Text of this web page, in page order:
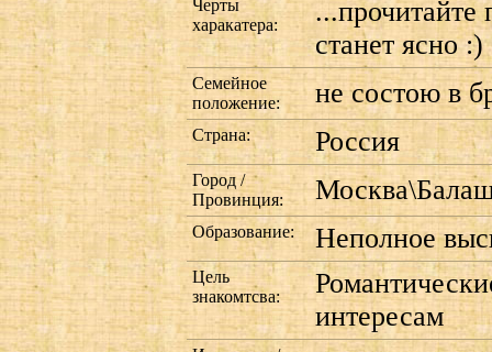
Черты
харакатера:
...прочитайте
станет ясно :)
Семейное
положение:
не состою в
Страна: Россия
Город /
Провинция:
Образование: Неполное
Цель
знакомтсва:
интересам